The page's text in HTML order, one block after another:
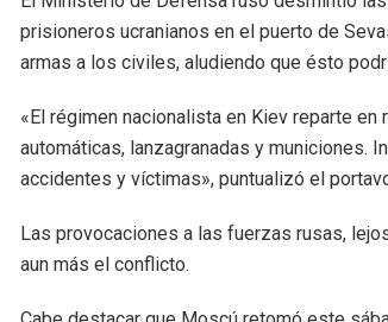
prisioneros ucranianos en el puerto de
armas a los civiles, aludiendo que ésto
«El régimen nacionalista en Kiev reparte
automáticas, lanzagranadas y municiones.
accidentes y víctimas», puntualizó el
Las provocaciones a las fuerzas rusas,
aun más el conflicto.